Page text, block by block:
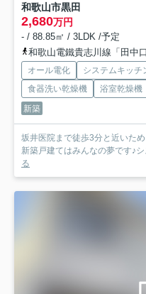
和歌山市黒田
2,680万円
- / 88.85㎡ / 3LDK /予定
和歌山電鐵貴志川線「田中
オール電化 システムキッチ
食器洗い乾燥機
浴室乾燥機
新築
坂井医院まで徒歩3分と近いた
新築戸建てはみんなの夢です♪
る